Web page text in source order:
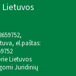
el.paštas:
Lietuvos
Juridinių